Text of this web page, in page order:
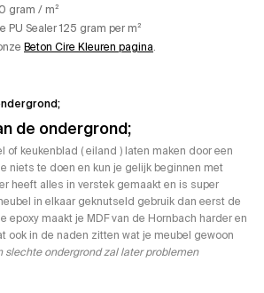
gram / m²
PU Sealer 125 gram per m²
Beton Cire Kleuren pagina.
de ondergrond;
of keukenblad ( eiland ) laten maken door een
niets te doen en kun je gelijk beginnen met
heeft alles in verstek gemaakt en is super
in elkaar geknutseld gebruik dan eerst de
epoxy maakt je MDF van de Hornbach harder en
ook in de naden zitten wat je meubel gewoon
slechte ondergrond zal later problemen